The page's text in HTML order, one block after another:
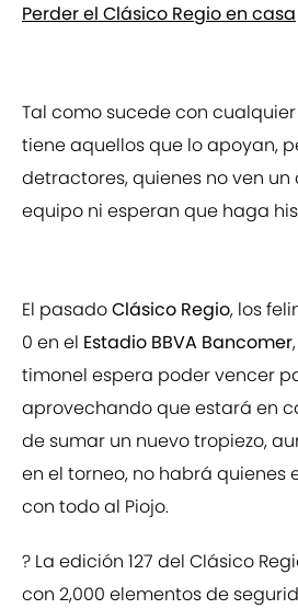
Perder el Clásico Regio en casa
Tal como sucede con
tiene aquellos que lo apoyan,
detractores, quienes no ven un
equipo ni esperan que haga
El pasadoClásico Regio, los
0 en el Estadio BBVA Bancomer
timonel espera poder vencer
aprovechando que estará en
de sumar un nuevo tropiezo,
en el torneo, no habrá quienes
con todo al Piojo.
? La edición 127 del Clásico
con 2,000 elementos de